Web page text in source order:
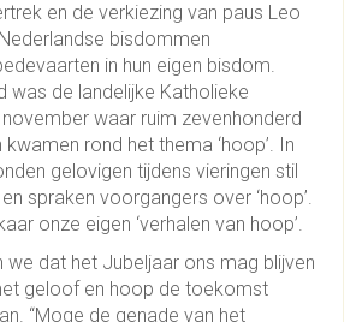
en de verkiezing van paus Leo
bisdommen
in hun eigen bisdom.
was de landelijke Katholieke
waar ruim zevenhonderd
rond het thema ‘hoop’. In
gelovigen tijdens vieringen stil
spraken voorgangers over ‘hoop’.
onze eigen ‘verhalen van hoop’.
we dat het Jubeljaar ons mag blijven
geloof en hoop de toekomst
“Moge de genade van het